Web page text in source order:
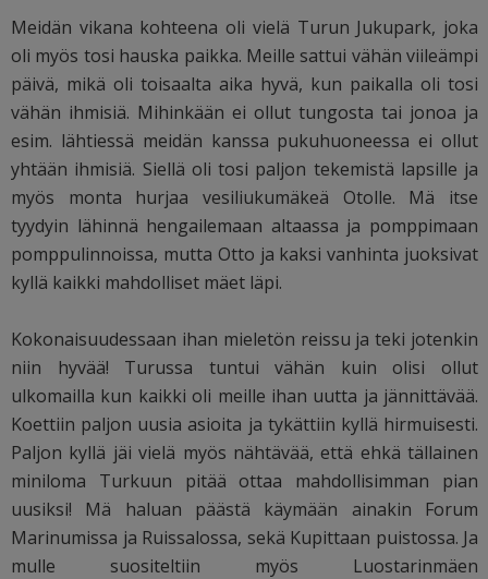
Meidän vikana kohteena oli vielä Turun Jukupark, joka
oli myös tosi hauska paikka. Meille sattui vähän viileämpi
päivä, mikä oli toisaalta aika hyvä, kun paikalla oli tosi
vähän ihmisiä. Mihinkään ei ollut tungosta tai jonoa ja
esim. lähtiessä meidän kanssa pukuhuoneessa ei ollut
yhtään ihmisiä. Siellä oli tosi paljon tekemistä lapsille ja
myös monta hurjaa vesiliukumäkeä Otolle. Mä itse
tyydyin lähinnä hengailemaan altaassa ja pomppimaan
pomppulinnoissa, mutta Otto ja kaksi vanhinta juoksivat
kyllä kaikki mahdolliset mäet läpi.
Kokonaisuudessaan ihan mieletön reissu ja teki jotenkin
niin hyvää! Turussa tuntui vähän kuin olisi ollut
ulkomailla kun kaikki oli meille ihan uutta ja jännittävää.
Koettiin paljon uusia asioita ja tykättiin kyllä hirmuisesti.
Paljon kyllä jäi vielä myös nähtävää, että ehkä tällainen
miniloma Turkuun pitää ottaa mahdollisimman pian
uusiksi! Mä haluan päästä käymään ainakin Forum
Marinumissa ja Ruissalossa, sekä Kupittaan puistossa. Ja
mulle suositeltiin myös Luostarinmäen